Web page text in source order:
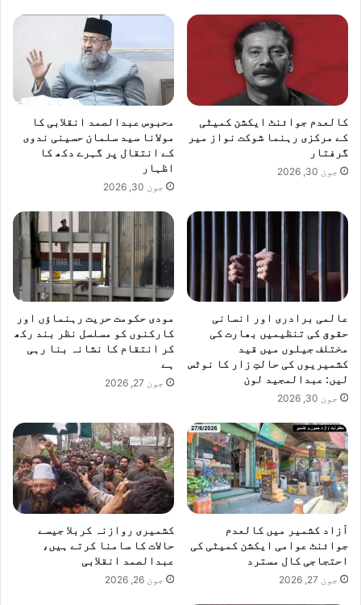
کالعدم جوائنٹ ایکشن کمیٹی
کے مرکزی رہنما شوکت نواز میر
گرفتار
جون 30, 2026
محبوس عبدالصمد انقلابی کا
مولانا سید سلمان حسینی ندوی
کے انتقال پر گہرے دکھ کا
اظہار
جون 30, 2026
عالمی برادری اور انسانی
حقوق کی تنظیمیں بھارت کی
مختلف جیلوں میں قید
کشمیریوں کی حالتِ زار کا نوٹس
لیں: عبدالمجید لون
جون 30, 2026
مودی حکومت حریت رہنماؤں اور
کارکنوں کو مسلسل نظر بند رکھ
کر انتقام کا نشانہ بنا رہی
ہے
جون 27, 2026
آزاد کشمیر میں کالعدم
جوائنٹ عوامی ایکشن کمیٹی کی
احتجاجی کال مسترد
جون 27, 2026
کشمیری روازنہ کربلا جیسے
حالات کا سامنا کرتے ہیں،
عبدالصمد انقلابی
جون 26, 2026